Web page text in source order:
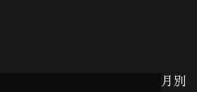
月別